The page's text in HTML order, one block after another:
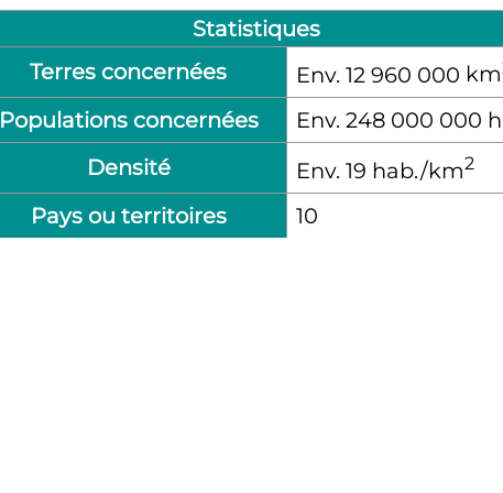
Statistiques
Terres concernées
Env. 12 960 000 km
Populations concernées Env. 248 000 000
Densité
Env. 19 hab./km2
Pays ou territoires 10